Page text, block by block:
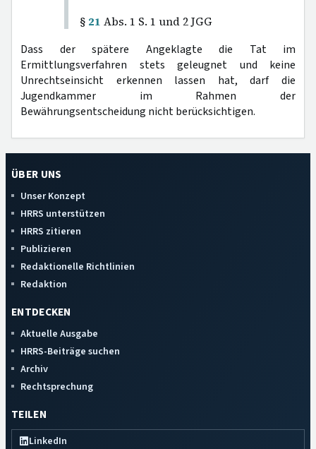
§ 21 Abs. 1 S. 1 und 2 JGG
Dass der spätere Angeklagte die Tat im
Ermittlungsverfahren stets geleugnet und keine
Unrechtseinsicht erkennen lassen hat, darf die
Jugendkammer im Rahmen der
Bewährungsentscheidung nicht berücksichtigen.
ÜBER UNS
Unser Konzept
HRRS unterstützen
HRRS zitieren
Publizieren
Redaktionelle Richtlinien
Redaktion
ENTDECKEN
Aktuelle Ausgabe
HRRS-Beiträge suchen
Archiv
Rechtsprechung
TEILEN
LinkedIn